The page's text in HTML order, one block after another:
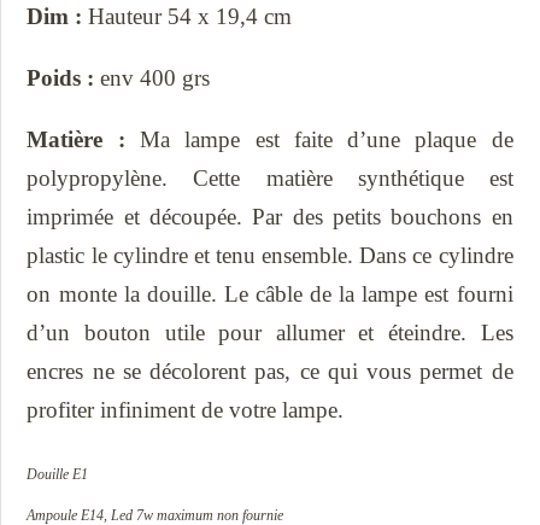
Dim : Hauteur 54 x 19,4 cm
Poids : env 400 grs
Matière : Ma lampe est faite d’une plaque de
polypropylène. Cette matière synthétique est
imprimée et découpée. Par des petits bouchons en
plastic le cylindre et tenu ensemble. Dans ce cylindre
on monte la douille. Le câble de la lampe est fourni
d’un bouton utile pour allumer et éteindre. Les
encres ne se décolorent pas, ce qui vous permet de
profiter infiniment de votre lampe.
Douille E1
Ampoule E14, Led 7w maximum non fournie